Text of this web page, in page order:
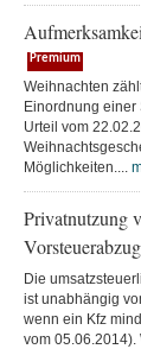
Premium
Weihnachten
Einordnung einer
Urteil vom
Möglichkeiten....
Privatnutzung
Vorsteuerabzug
Die
ist unabhängig
wenn ein Kfz
vom 05.06.2014).